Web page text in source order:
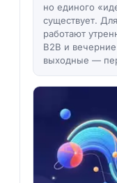
но единого
существует.
работают
B2B и
выходные —